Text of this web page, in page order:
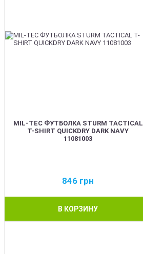
MIL-TEC ФУТБОЛКА STURM TACTICAL
T-SHIRT QUICKDRY DARK NAVY
11081003
846 грн
В КОРЗИНУ